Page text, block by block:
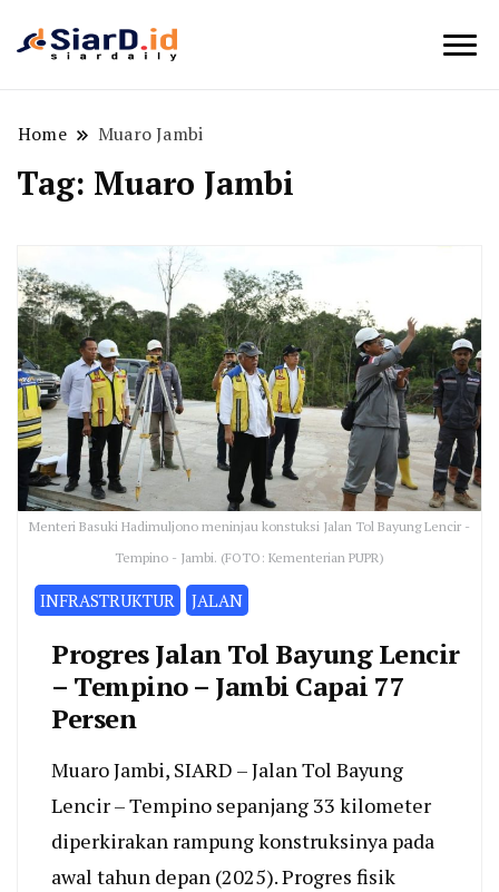
Home Muaro Jambi
Tag: Muaro Jambi
Menteri Basuki Hadimuljono meninjau konstuksi Jalan Tol Bayung Lencir -
Tempino - Jambi. (FOTO: Kementerian PUPR)
INFRASTRUKTUR JALAN
Progres Jalan Tol Bayung Lencir
– Tempino – Jambi Capai 77
Persen
Muaro Jambi, SIARD – Jalan Tol Bayung
Lencir – Tempino sepanjang 33 kilometer
diperkirakan rampung konstruksinya pada
awal tahun depan (2025). Progres fisik